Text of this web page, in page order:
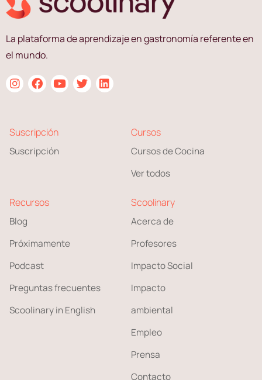
La plataforma de aprendizaje en gastronomía referente en
el mundo.
Suscripción
Suscripción
Cursos
Cursos de Cocina
Ver todos
Recursos
Blog
Próximamente
Podcast
Preguntas frecuentes
Scoolinary in English
Scoolinary
Acerca de
Profesores
Impacto Social
Impacto
ambiental
Empleo
Prensa
Contacto